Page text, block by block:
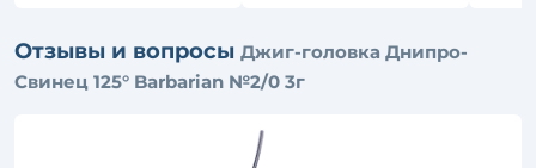
Отзывы и вопросы Джиг-головка Днипро-
Свинец 125° Barbarian №2/0 3г